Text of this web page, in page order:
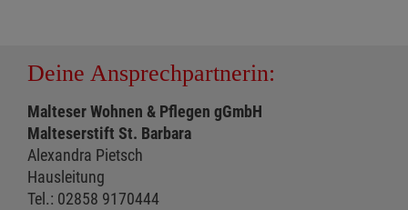
Deine Ansprechpartnerin:
Malteser Wohnen & Pflegen gGmbH
Malteserstift St. Barbara
Alexandra Pietsch
Hausleitung
Tel.: 02858 9170444